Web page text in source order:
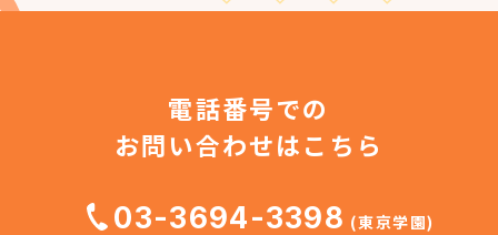
電話番号での
お問い合わせはこちら
03-3694-3398 (東京学園)